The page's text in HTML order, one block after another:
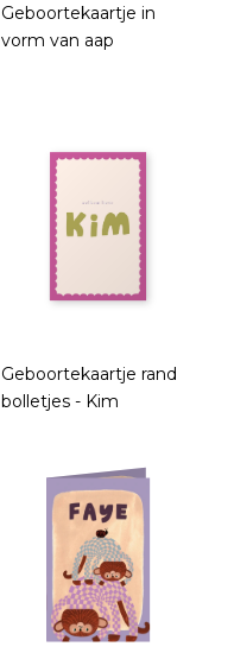
Geboortekaartje in
vorm van aap
Geboortekaartje rand
bolletjes - Kim